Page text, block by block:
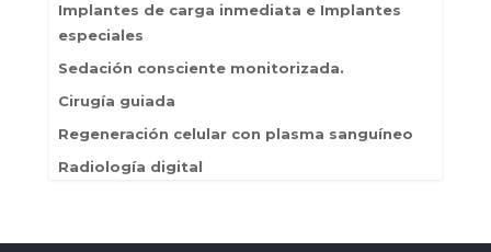
Implantes de carga inmediata e Implantes
especiales
Sedación consciente monitorizada.
Cirugía guiada
Regeneración celular con plasma sanguíneo
Radiología digital